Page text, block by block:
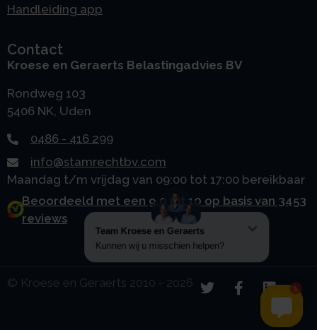
Handleiding app
Contact
Kroese en Geraerts Belastingadvies BV
Rondweg 103
5406 NK, Uden
0486 - 416 299
info@stamrechtbv.com
Maandag t/m vrijdag van 09:00 tot 17:00 bereikbaar
Beoordeeld met een 9.0 uit 10 op basis van 3453
reviews
© Kroese en Geraerts 2010 - 2026